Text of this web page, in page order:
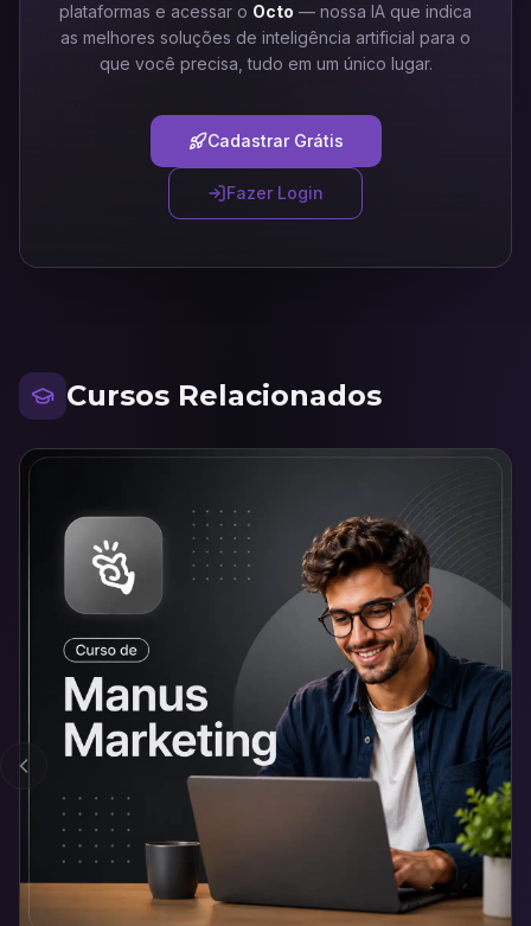
plataformas e acessar o Octo — nossa IA que indica
as melhores soluções de inteligência artificial para o
que você precisa, tudo em um único lugar.
Cadastrar Grátis
Fazer Login
Cursos Relacionados
Anterior